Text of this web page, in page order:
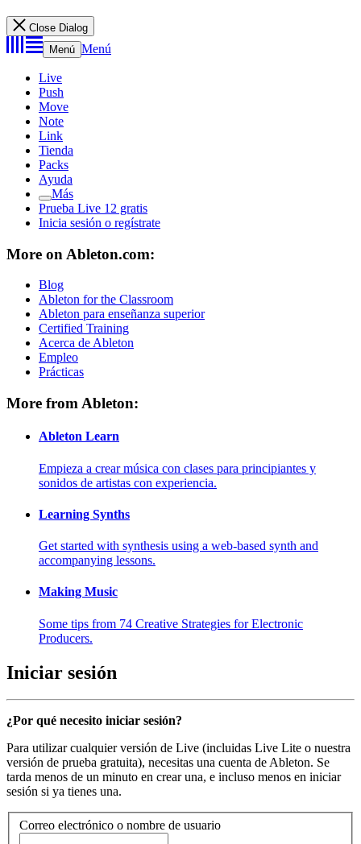
Close Dialog
Menú Menú
Live
Push
Move
Note
Link
Tienda
Packs
Ayuda
Más
Prueba Live 12 gratis
Inicia sesión o regístrate
More on Ableton.com:
Blog
Ableton for the Classroom
Ableton para enseñanza superior
Certified Training
Acerca de Ableton
Empleo
Prácticas
More from Ableton:
Ableton Learn
Empieza a crear música con clases para principiantes y
sonidos de artistas con experiencia.
Learning Synths
Get started with synthesis using a web-based synth and
accompanying lessons.
Making Music
Some tips from 74 Creative Strategies for Electronic
Producers.
Iniciar sesión
¿Por qué necesito iniciar sesión?
Para utilizar cualquier versión de Live (incluidas Live Lite o nuestra
versión de prueba gratuita), necesitas una cuenta de Ableton. Se
tarda menos de un minuto en crear una, e incluso menos en iniciar
sesión si ya tienes una.
Correo electrónico o nombre de usuario